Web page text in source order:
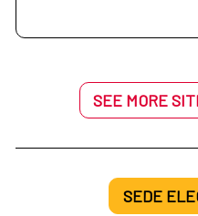
SEE MORE
SEDE